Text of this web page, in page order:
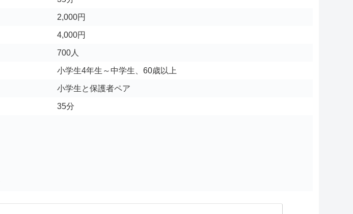
2,000円
4,000円
700人
小学生4年生～中学生、60歳以上
小学生と保護者ペア
35分